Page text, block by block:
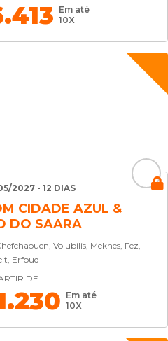
Em até
10X
2027 - 12 DIAS
CIDADE AZUL &
DO SAARA
Volubilis, Meknes, Fez,
Erfoud
DE
Em até
10X